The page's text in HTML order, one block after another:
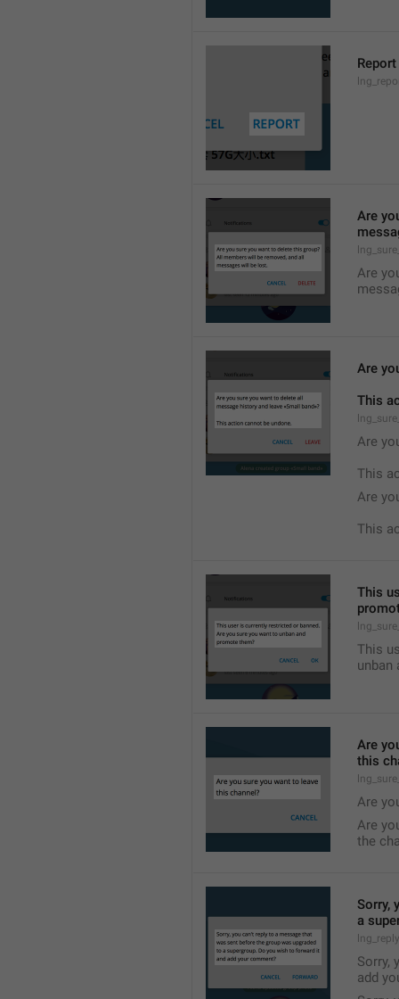
Report
Are
Are
Are
This
Are
This
Are
This
This
This
unban
Are
this
Are
Are
the
Sorry,
a
Sorry,
add